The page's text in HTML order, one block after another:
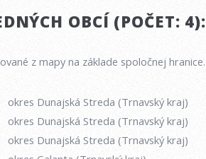
OBCÍ (POČET: 4):
z mapy na základe spoločnej hranice.
okres Dunajská Streda (Trnavský kraj)
okres Dunajská Streda (Trnavský kraj)
okres Dunajská Streda (Trnavský kraj)